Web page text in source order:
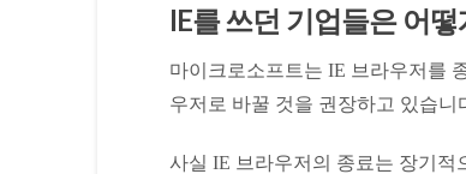
IE를 쓰던 기업들은 어
마이크로소프트는 IE 브라우저를
우저로 바꿀 것을 권장하고 있습니
사실 IE 브라우저의 종료는 장기적